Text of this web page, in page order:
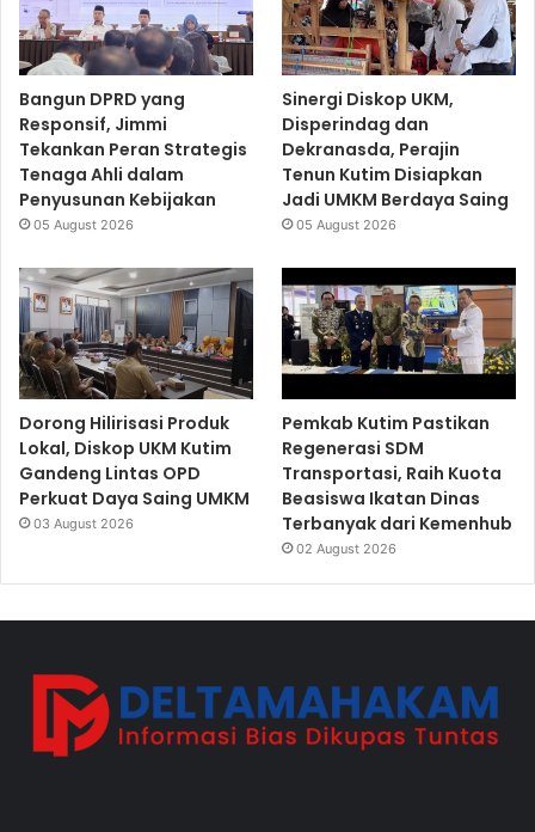
Bangun DPRD yang
Responsif, Jimmi
Tekankan Peran Strategis
Tenaga Ahli dalam
Penyusunan Kebijakan
05 August 2026
Sinergi Diskop UKM,
Disperindag dan
Dekranasda, Perajin
Tenun Kutim Disiapkan
Jadi UMKM Berdaya Saing
05 August 2026
Dorong Hilirisasi Produk
Lokal, Diskop UKM Kutim
Gandeng Lintas OPD
Perkuat Daya Saing UMKM
03 August 2026
Pemkab Kutim Pastikan
Regenerasi SDM
Transportasi, Raih Kuota
Beasiswa Ikatan Dinas
Terbanyak dari Kemenhub
02 August 2026